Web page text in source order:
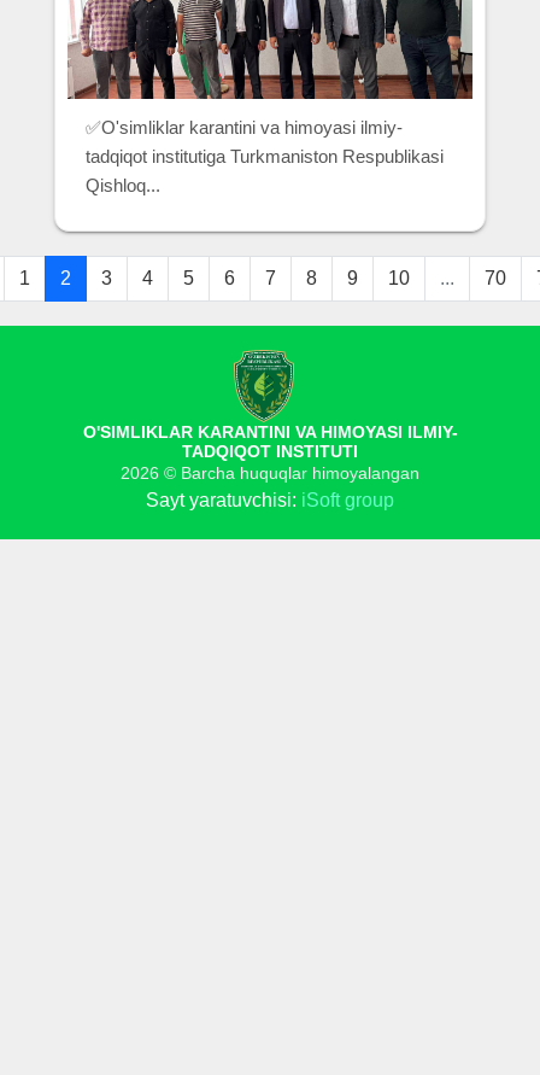
✅O'simliklar karantini va himoyasi ilmiy-
tadqiqot institutiga Turkmaniston Respublikasi
Qishloq...
1 2 3 4 5 6 7 8 9 10 ... 70
O'SIMLIKLAR KARANTINI VA HIMOYASI ILMIY-
TADQIQOT INSTITUTI
2026 © Barcha huquqlar himoyalangan
Sayt yaratuvchisi: iSoft group